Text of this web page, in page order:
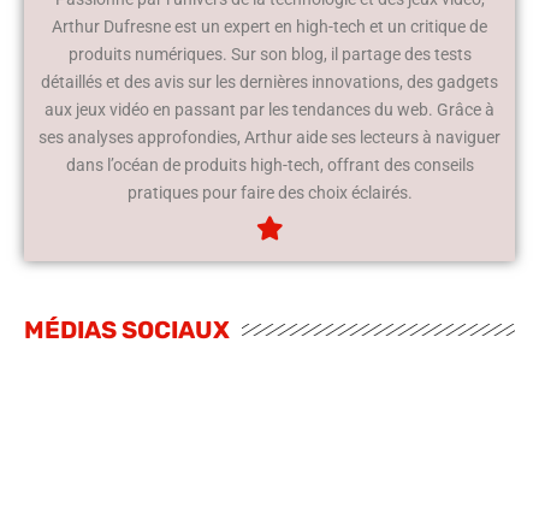
Arthur Dufresne est un expert en high-tech et un critique de
produits numériques. Sur son blog, il partage des tests
détaillés et des avis sur les dernières innovations, des gadgets
aux jeux vidéo en passant par les tendances du web. Grâce à
ses analyses approfondies, Arthur aide ses lecteurs à naviguer
dans l’océan de produits high-tech, offrant des conseils
pratiques pour faire des choix éclairés.
MÉDIAS SOCIAUX